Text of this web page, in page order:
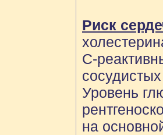
Риск
С-
Уровень
на